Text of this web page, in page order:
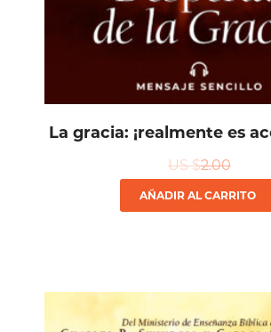
La gracia: ¡realmente es
US $2.00
AÑADIR AL CARRITO